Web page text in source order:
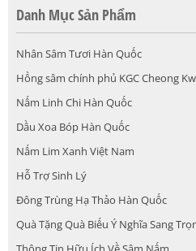
Danh Mục Sản Phẩm
Nhân Sâm Tươi Hàn Quốc
Hồng sâm chính phủ KGC Cheong
Nấm Linh Chi Hàn Quốc
Dầu Xoa Bóp Hàn Quốc
Nấm Lim Xanh Việt Nam
Hỗ Trợ Sinh Lý
Đông Trùng Hạ Thảo Hàn Quốc
Quà Tặng Quà Biếu Ý Nghĩa Sang